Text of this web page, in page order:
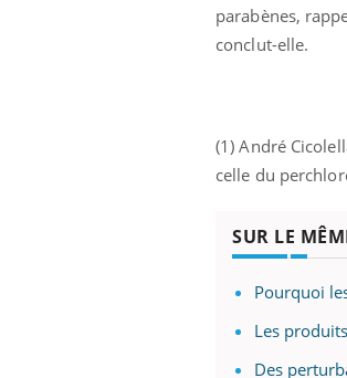
parabènes,
conclut-elle.
(1) André
celle du
SUR LE
Pourquoi
Les
Des